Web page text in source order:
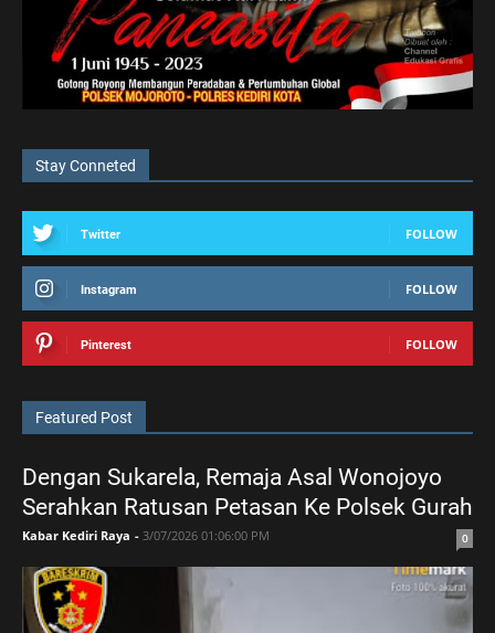
Stay Conneted
Twitter FOLLOW
Instagram FOLLOW
Pinterest FOLLOW
Featured Post
Dengan Sukarela, Remaja Asal Wonojoyo
Serahkan Ratusan Petasan Ke Polsek Gurah
Kabar Kediri Raya - 3/07/2026 01:06:00 PM 0